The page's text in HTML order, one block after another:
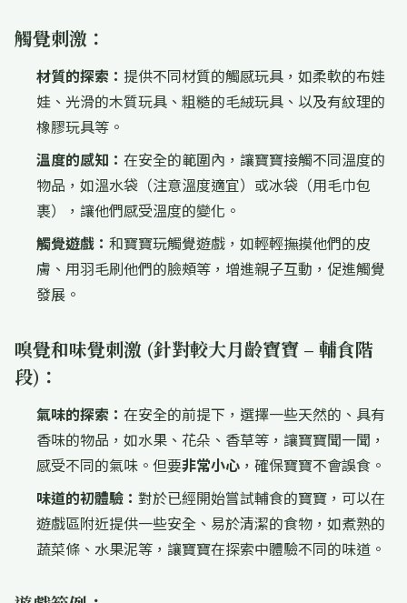
觸覺刺激：
材質的探索： 提供不同材質的觸感玩具，如柔軟的布娃
娃、光滑的木質玩具、粗糙的毛絨玩具、以及有紋理的
橡膠玩具等。
溫度的感知： 在安全的範圍內，讓寶寶接觸不同溫度的
物品，如溫水袋（注意溫度適宜）或冰袋（用毛巾包
裹），讓他們感受溫度的變化。
觸覺遊戲： 和寶寶玩觸覺遊戲，如輕輕撫摸他們的皮
膚、用羽毛刷他們的臉頰等，增進親子互動，促進觸覺
發展。
嗅覺和味覺刺激 (針對較大月齡寶寶 – 輔食階
段)：
氣味的探索： 在安全的前提下，選擇一些天然的、具有
香味的物品，如水果、花朵、香草等，讓寶寶聞一聞，
感受不同的氣味。但要非常小心 ，確保寶寶不會誤食。
味道的初體驗： 對於已經開始嘗試輔食的寶寶，可以在
遊戲區附近提供一些安全、易於清潔的食物，如煮熟的
蔬菜條、水果泥等，讓寶寶在探索中體驗不同的味道。